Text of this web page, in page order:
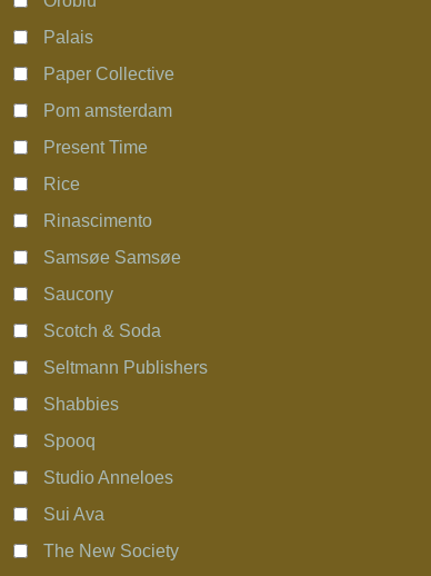
Palais
Paper Collective
Pom amsterdam
Present Time
Rice
Rinascimento
Samsøe Samsøe
Saucony
Scotch & Soda
Seltmann Publishers
Shabbies
Spooq
Studio Anneloes
Sui Ava
The New Society